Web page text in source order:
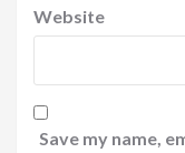
Website
Save my name,